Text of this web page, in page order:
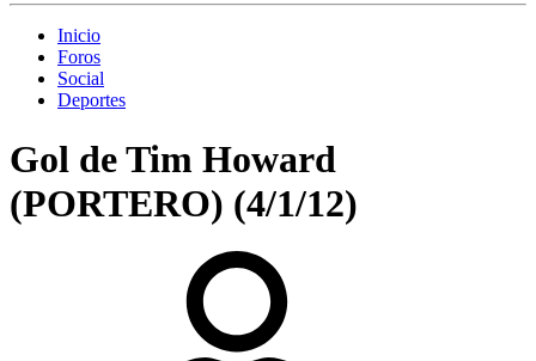
Inicio
Foros
Social
Deportes
Gol de Tim Howard
(PORTERO) (4/1/12)